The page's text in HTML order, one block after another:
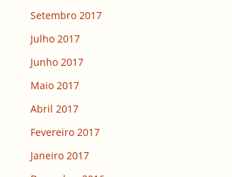
Setembro 2017
Julho 2017
Junho 2017
Maio 2017
Abril 2017
Fevereiro 2017
Janeiro 2017